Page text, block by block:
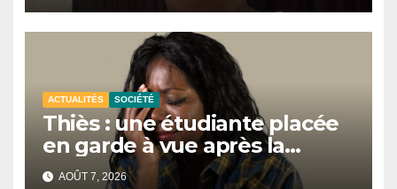
ACTUALITÉS SOCIÉTÉ
Thiès : une étudiante placée
en garde à vue après la
découverte de deux
AOÛT 7, 2026